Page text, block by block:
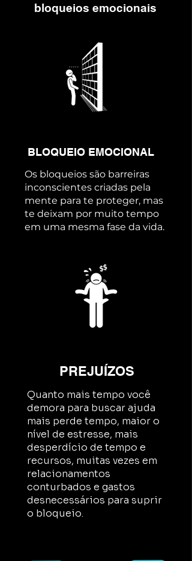
bloqueios emocionais
BLOQUEIO EMOCIONAL
Os bloqueios são barreiras
inconscientes criadas pela
mente para te proteger, mas
te deixam por muito tempo
em uma mesma fase da vida.
PREJUÍZOS
Quanto mais tempo você
demora para buscar ajuda
mais perde tempo, maior o
nível de estresse, mais
desperdício de tempo e
recursos, muitas vezes em
relacionamentos
conturbados e gastos
desnecessários para suprir
o bloqueio.